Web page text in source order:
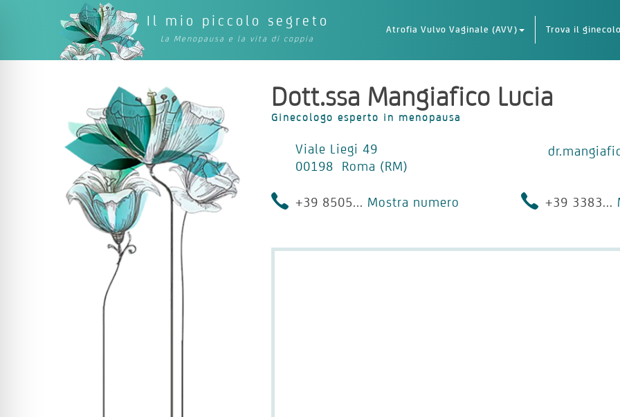
Il mio piccolo segreto
La Menopausa e la vita di coppia
Atrofia Vulvo Vaginale (AVV) Trova il
Dott.ssa Mangiafico Lucia
Ginecologo esperto in menopausa
Viale Liegi 49
00198 Roma (RM)
+39 8505... Mostra numero +39 3383...